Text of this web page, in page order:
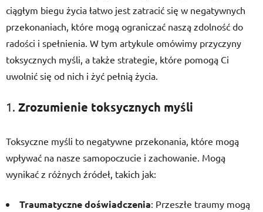
ciągłym biegu życia łatwo jest zatracić się w negatywnych
przekonaniach, które mogą ograniczać naszą zdolność do
radości i spełnienia. W tym artykule omówimy przyczyny
toksycznych myśli, a także strategie, które pomogą Ci
uwolnić się od nich i żyć pełnią życia.
1. Zrozumienie toksycznych myśli
Toksyczne myśli to negatywne przekonania, które mogą
wpływać na nasze samopoczucie i zachowanie. Mogą
wynikać z różnych źródeł, takich jak:
Traumatyczne doświadczenia: Przeszłe traumy mogą